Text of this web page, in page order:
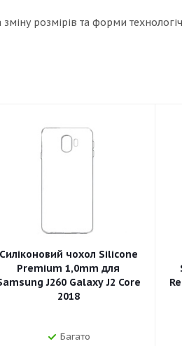
розмірів та форми
Силіконовий чохол Silicone
Premium 1,0mm для
J260 Galaxy J2 Core
2018
Багато